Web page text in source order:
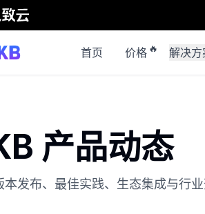
首页 价格 🔥 解决方
产品动态
发布、最佳实践、生态集成与行